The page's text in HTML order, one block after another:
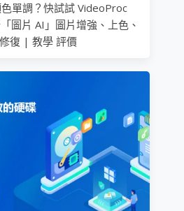
單調？快試試 VideoProc
圖片 AI」圖片增強、上色、
復 | 教學 評價